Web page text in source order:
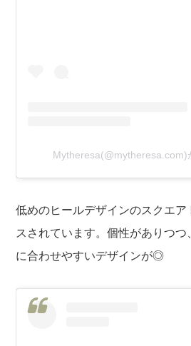
Mytheresa(@mytheresa.com)
低めのヒールデザインのスクエア
スされています。個性がありつ
に合わせやすいデザインが◎